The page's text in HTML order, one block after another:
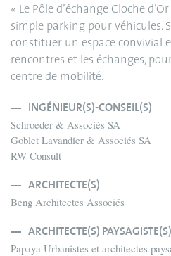
« Le Pôle d’échange Cloche
simple parking pour véhicules.
constituer un espace convivial
rencontres et les échanges,
centre de mobilité.
INGÉNIEUR(S)-CONSEIL(S)
Schroeder & Associés SA
Goblet Lavandier & Associés SA
RW Consult
ARCHITECTE(S)
Beng Architectes Associés
ARCHITECTE(S) PAYSAGISTE(S)
Papaya Urbanistes et architectes